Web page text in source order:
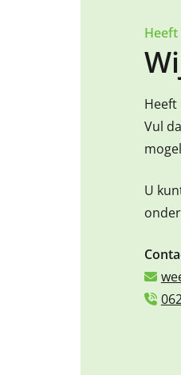
Heeft
Heeft
Vul
U